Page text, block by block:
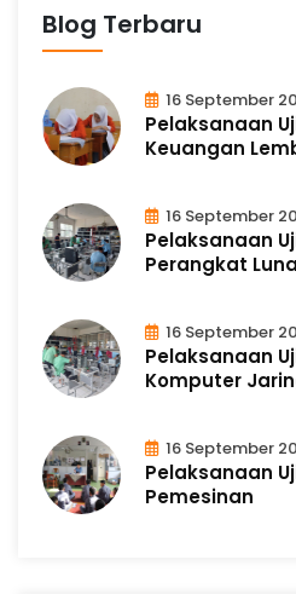
Blog Terbaru
16 September
Pelaksanaan
Keuangan
16 September
Pelaksanaan
Perangkat
16 September
Pelaksanaan
Komputer
16 September
Pelaksanaan
Pemesinan